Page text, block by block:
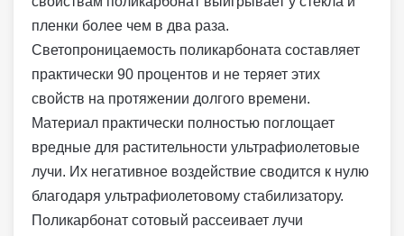
пленки более чем в два раза.
Светопроницаемость поликарбоната составляет
практически 90 процентов и не теряет этих
свойств на протяжении долгого времени.
Материал практически полностью поглощает
вредные для растительности ультрафиолетовые
лучи. Их негативное воздействие сводится к нулю
благодаря ультрафиолетовому стабилизатору.
Поликарбонат сотовый рассеивает лучи